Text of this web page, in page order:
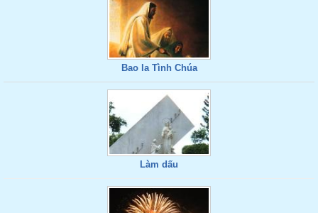
Bao la Tình Chúa
Làm dấu